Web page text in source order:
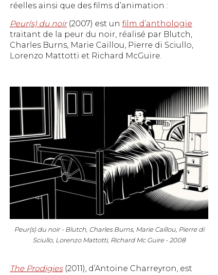
réelles ainsi que des films d’animation :
Peur(s) du noir(2007) est un film d’anthologie
traitant de la peur du noir, réalisé par Blutch,
Charles Burns, Marie Caillou, Pierre di Sciullo,
Lorenzo Mattotti et Richard McGuire.
Peur(s) du noir - Blutch, Charles Burns, Marie Caillou, Pierre di
Sciullo, Lorenzo Mattotti, Richard Mc Guire - 2008
The Prodigies(2011), d’Antoine Charreyron, est